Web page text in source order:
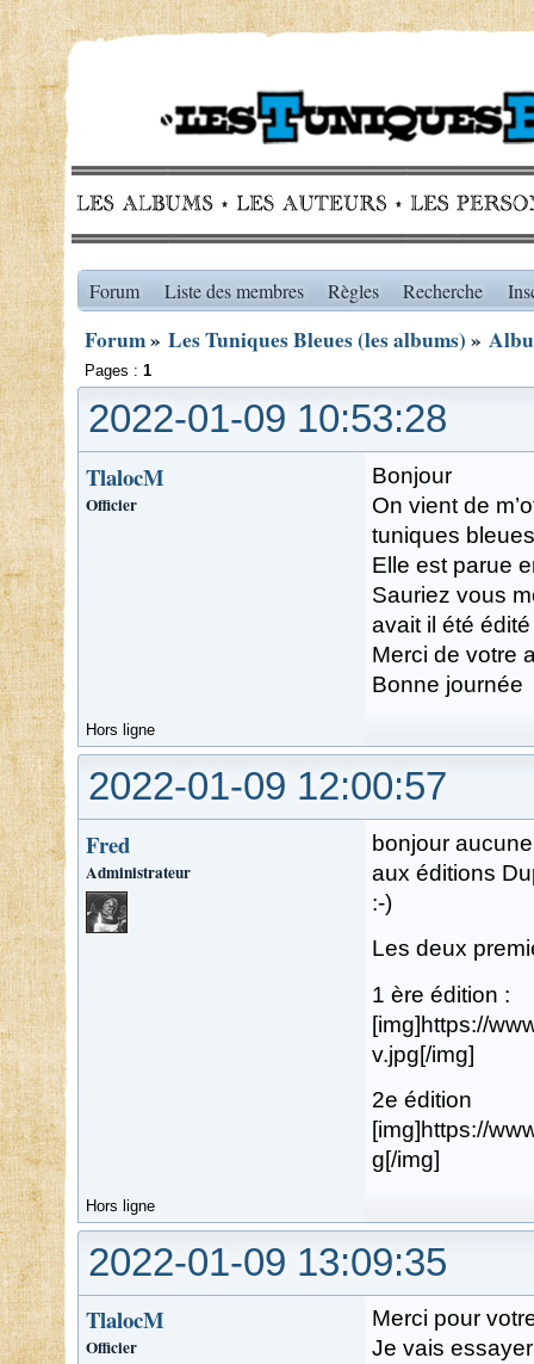
Forum Liste des membres Règles Recherche
Forum» Les Tuniques Bleues (les albums) »
Pages : 1
2022-01-09 10:53:28
TlalocM
Officier
Bonjour
On vient de
tuniques
Elle est parue
Sauriez vous
avait il été
Merci de votre
Bonne journée
Hors ligne
2022-01-09 12:00:57
Fred
Administrateur
bonjour
aux éditions
:-)
Les deux
1 ère édition :
[img]https://
v.jpg[/img]
2e édition
[img]https://
g[/img]
Hors ligne
2022-01-09 13:09:35
TlalocM
Officier
Merci pour
Je vais